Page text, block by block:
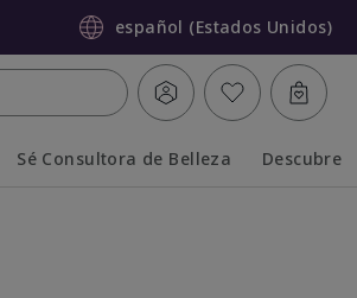
español (Estados Unidos)
Sé Consultora de Belleza Descubre